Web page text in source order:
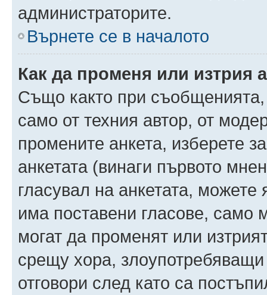
администраторите.
Върнете се в началото
Как да променя или изтрия
Също както при съобщенията,
само от техния автор, от
промените анкета, изберете
анкетата (винаги първото
гласувал на анкетата,
има поставени гласове, само
могат да променят или
срещу хора,
отговори след като са